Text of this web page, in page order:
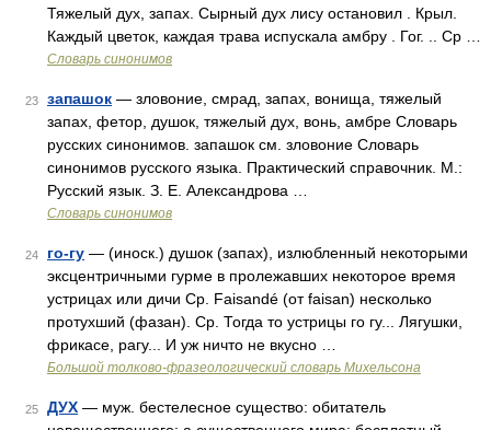
Тяжелый дух, запах. Сырный дух лису остановил . Крыл.
Каждый цветок, каждая трава испускала амбру . Гог. .. Ср …
Словарь синонимов
23 запашок — зловоние, смрад, запах, вонища, тяжелый
запах, фетор, душок, тяжелый дух, вонь, амбре Словарь
русских синонимов. запашок см. зловоние Словарь
синонимов русского языка. Практический справочник. М.:
Русский язык. З. Е. Александрова …
Словарь синонимов
24 го-гу — (иноск.) душок (запах), излюбленный некоторыми
эксцентричными гурме в пролежавших некоторое время
устрицах или дичи Ср. Faisandé (от faisan) несколько
протухший (фазан). Ср. Тогда то устрицы го гу... Лягушки,
фрикасе, рагу... И уж ничто не вкусно …
Большой толково-фразеологический словарь Михельсона
25 ДУХ — муж. бестелесное существо: обитатель